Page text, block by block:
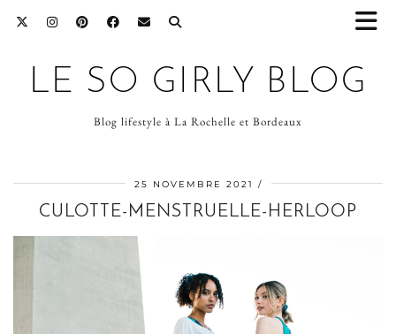
LE SO GIRLY BLOG
Blog lifestyle à La Rochelle et Bordeaux
25 NOVEMBRE 2021
CULOTTE-MENSTRUELLE-HERLOOP